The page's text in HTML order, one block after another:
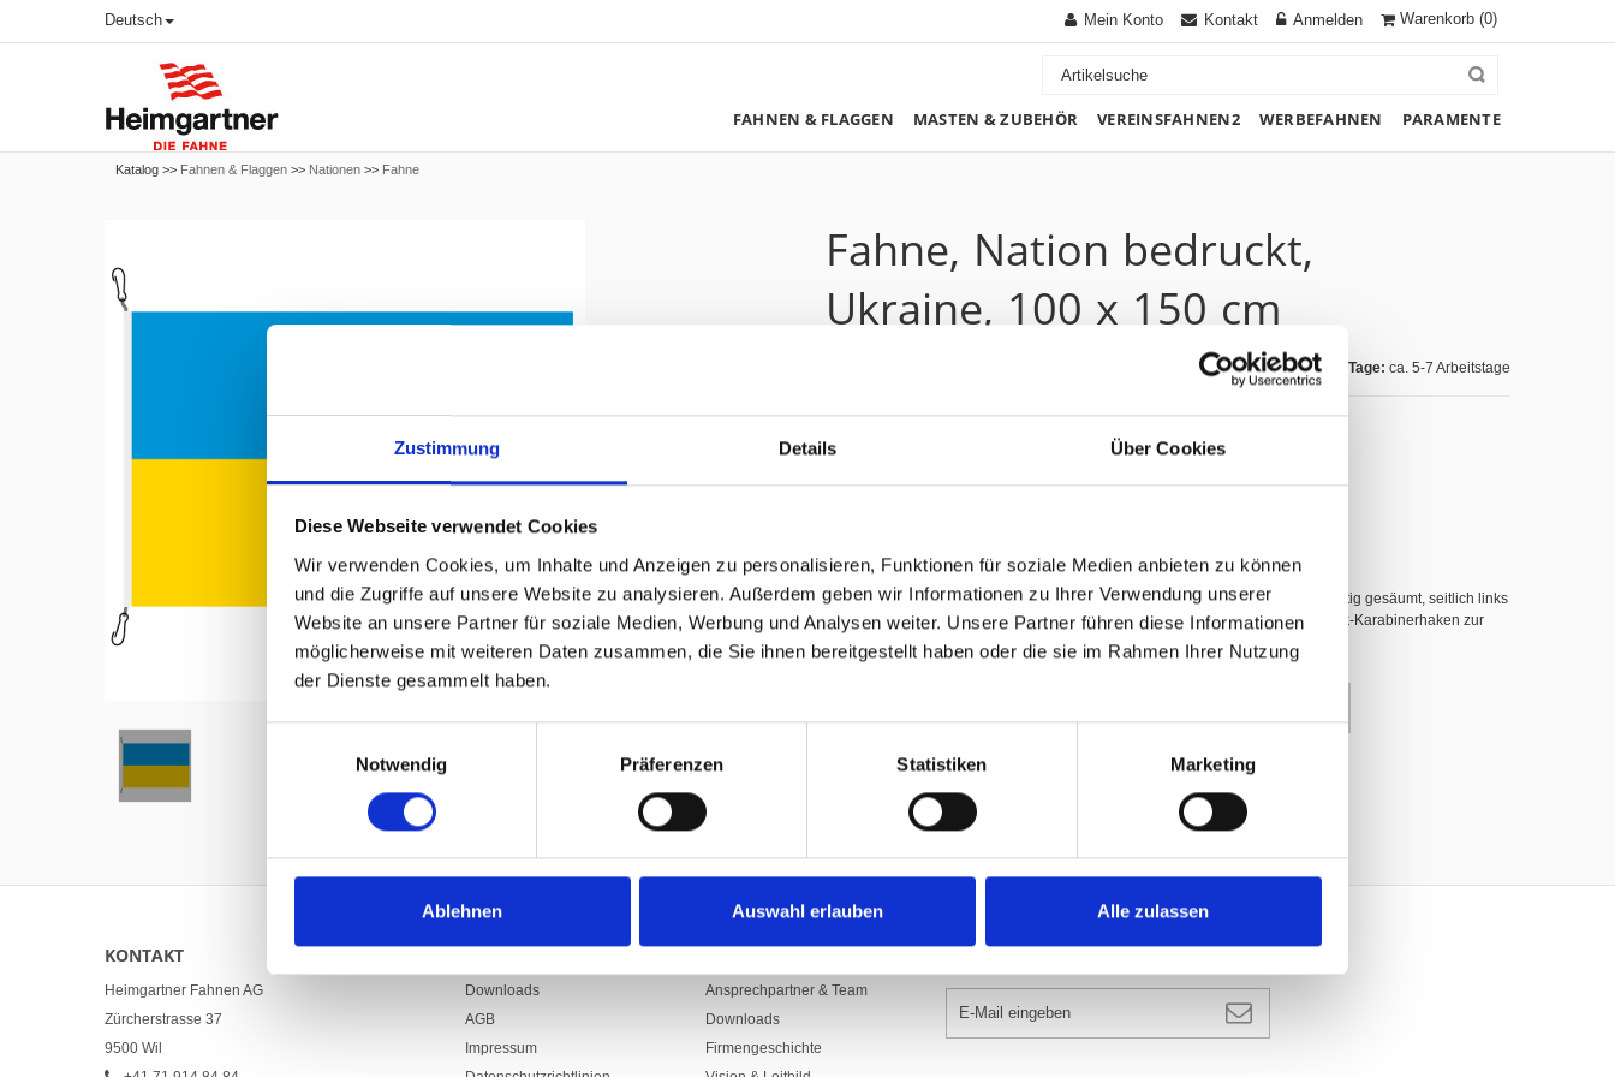
Zustimmung Details Über Cookies
Diese Webseite verwendet Cookies
Wir verwenden Cookies, um Inhalte und Anzeigen zu personalisieren, Funktionen für soziale Medien anbieten zu können
und die Zugriffe auf unsere Website zu analysieren. Außerdem geben wir Informationen zu Ihrer Verwendung unserer
Website an unsere Partner für soziale Medien, Werbung und Analysen weiter. Unsere Partner führen diese Informationen
möglicherweise mit weiteren Daten zusammen, die Sie ihnen bereitgestellt haben oder die sie im Rahmen Ihrer Nutzung
der Dienste gesammelt haben.
Notwendig
Präferenzen Statistiken Marketing
Ablehnen Auswahl erlauben Alle zulassen
Deutsch Warenkorb (0)
Mein Konto Kontakt Anmelden
FAHNEN & FLAGGEN MASTEN & ZUBEHÖR VEREINSFAHNEN2 WERBEFAHNEN PARAMENTE
Katalog >> Fahnen & Flaggen >> Nationen >> Fahne
Hover to zoom
Fahne, Nation bedruckt,
Ukraine, 100 x 150 cm
Lieferzeit Tage: ca. 5-7 Arbeitstage
97.50 CHF
Art.Nr: A001378
1300.SDS100UKR
Aus Polyesterstoff 160/165 gr./m2​, schwer entflammbar nach DIN 4102 B1, 3-seitig gesäumt, seitlich links
mit Gurte, Seil und rostfreien Karabinerhaken (INOX), dazwischen weisse Plastik-Karabinerhaken zur
Seilführung, Rückseite Spiegelbild.
KONTAKT
Heimgartner Fahnen AG
Zürcherstrasse 37
9500 Wil
LINKS
Downloads
AGB
Impressum
UNTERNEHMEN
Ansprechpartner & Team
Downloads
Firmengeschichte
NEWSLETTER ANMELDEN